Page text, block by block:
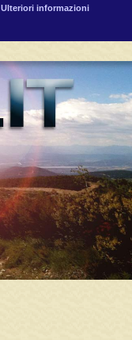
Ulteriori informazioni